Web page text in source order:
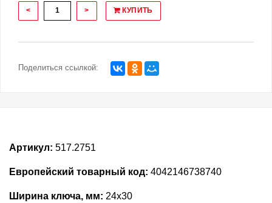
< > КУПИТЬ
Поделиться ссылкой:
Артикул: 517.2751
Европейский товарный код: 4042146738740
Ширина ключа, мм: 24x30